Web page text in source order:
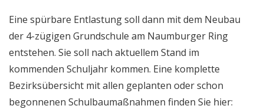
Eine spürbare Entlastung soll dann mit dem Neubau
der 4-zügigen Grundschule am Naumburger Ring
entstehen. Sie soll nach aktuellem Stand im
kommenden Schuljahr kommen. Eine komplette
Bezirksübersicht mit allen geplanten oder schon
begonnenen Schulbaumaßnahmen finden Sie hier: